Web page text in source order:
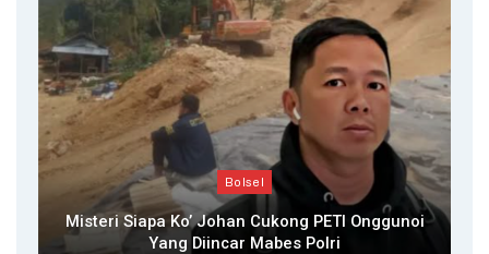
Bolsel
Misteri Siapa Ko’ Johan Cukong PETI Onggunoi
Yang Diincar Mabes Polri